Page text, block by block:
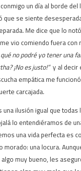
un día al borde del
que se siente
Me dice que lo
vio comiendo fuera con
qué no podré yo tener una
¡No es justo!” y al decir
empática me
carcajada.
una ilusión igual que todas
lo entendiéramos de
una vida perfecta es
morado: una locura.
muy bueno, les